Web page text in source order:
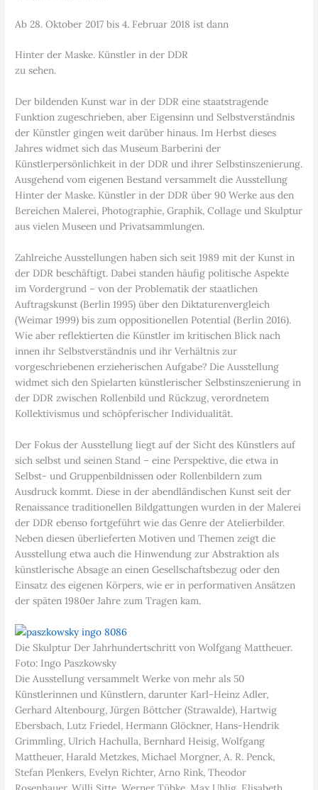
Ab 28. Oktober 2017 bis 4. Februar 2018 ist dann
Hinter der Maske. Künstler in der DDR
zu sehen.
Der bildenden Kunst war in der DDR eine staatstragende
Funktion zugeschrieben, aber Eigensinn und Selbstverständnis
der Künstler gingen weit darüber hinaus. Im Herbst dieses
Jahres widmet sich das Museum Barberini der
Künstlerpersönlichkeit in der DDR und ihrer Selbstinszenierung.
Ausgehend vom eigenen Bestand versammelt die Ausstellung
Hinter der Maske. Künstler in der DDR über 90 Werke aus den
Bereichen Malerei, Photographie, Graphik, Collage und Skulptur
aus vielen Museen und Privatsammlungen.
Zahlreiche Ausstellungen haben sich seit 1989 mit der Kunst in
der DDR beschäftigt. Dabei standen häufig politische Aspekte
im Vordergrund – von der Problematik der staatlichen
Auftragskunst (Berlin 1995) über den Diktaturenvergleich
(Weimar 1999) bis zum oppositionellen Potential (Berlin 2016).
Wie aber reflektierten die Künstler im kritischen Blick nach
innen ihr Selbstverständnis und ihr Verhältnis zur
vorgeschriebenen erzieherischen Aufgabe? Die Ausstellung
widmet sich den Spielarten künstlerischer Selbstinszenierung in
der DDR zwischen Rollenbild und Rückzug, verordnetem
Kollektivismus und schöpferischer Individualität.
Der Fokus der Ausstellung liegt auf der Sicht des Künstlers auf
sich selbst und seinen Stand – eine Perspektive, die etwa in
Selbst- und Gruppenbildnissen oder Rollenbildern zum
Ausdruck kommt. Diese in der abendländischen Kunst seit der
Renaissance traditionellen Bildgattungen wurden in der Malerei
der DDR ebenso fortgeführt wie das Genre der Atelierbilder.
Neben diesen überlieferten Motiven und Themen zeigt die
Ausstellung etwa auch die Hinwendung zur Abstraktion als
künstlerische Absage an einen Gesellschaftsbezug oder den
Einsatz des eigenen Körpers, wie er in performativen Ansätzen
der späten 1980er Jahre zum Tragen kam.
Die Skulptur Der Jahrhundertschritt von Wolfgang Mattheuer.
Foto: Ingo Paszkowsky
Die Ausstellung versammelt Werke von mehr als 50
Künstlerinnen und Künstlern, darunter Karl-Heinz Adler,
Gerhard Altenbourg, Jürgen Böttcher (Strawalde), Hartwig
Ebersbach, Lutz Friedel, Hermann Glöckner, Hans-Hendrik
Grimmling, Ulrich Hachulla, Bernhard Heisig, Wolfgang
Mattheuer, Harald Metzkes, Michael Morgner, A. R. Penck,
Stefan Plenkers, Evelyn Richter, Arno Rink, Theodor